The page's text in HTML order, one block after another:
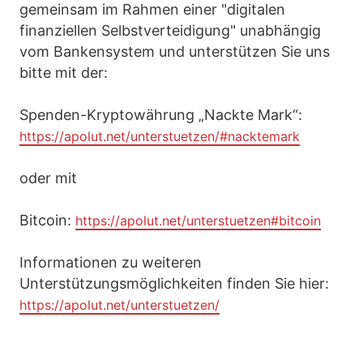
gemeinsam im Rahmen einer "digitalen
finanziellen Selbstverteidigung" unabhängig
vom Bankensystem und unterstützen Sie uns
bitte mit der:
Spenden-Kryptowährung „Nackte Mark“:
https://apolut.net/unterstuetzen/#nacktemark
oder mit
Bitcoin: https://apolut.net/unterstuetzen#bitcoin
Informationen zu weiteren
Unterstützungsmöglichkeiten finden Sie hier:
https://apolut.net/unterstuetzen/